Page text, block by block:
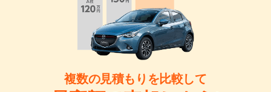
複数の見積もりを比較して